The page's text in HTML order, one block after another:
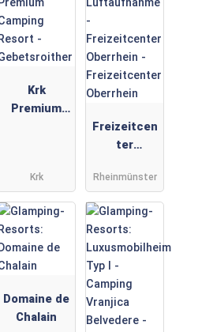
Krk
Premium
er
Krk
Freizeitcen
ter
Rheinmünster
Domaine de
Chalain